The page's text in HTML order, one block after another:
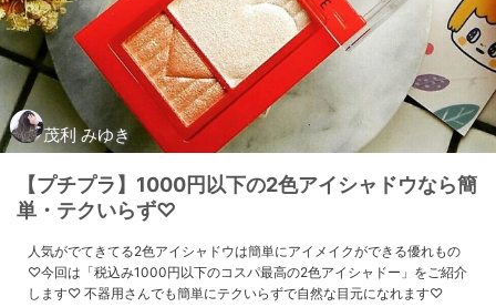
茂利 みゆき
【プチプラ】1000円以下の2色アイシャドウなら簡
単・テクいらず♡
人気がでてきてる2色アイシャドウは簡単にアイメイクができる優れもの
♡今回は「税込み1000円以下のコスパ最高の2色アイシャドー」をご紹介
します♡ 不器用さんでも簡単にテクいらずで自然な目元になれます♡